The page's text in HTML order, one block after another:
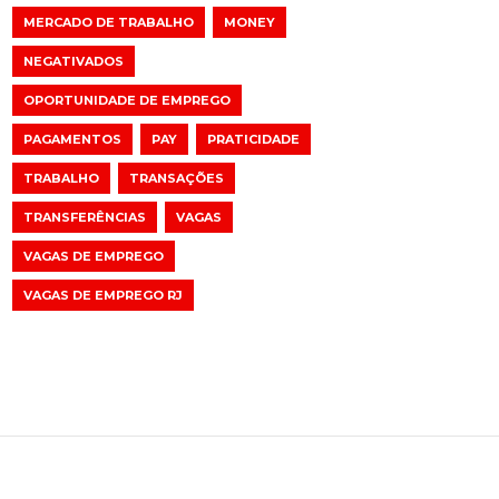
MERCADO DE TRABALHO MONEY
NEGATIVADOS
OPORTUNIDADE DE EMPREGO
PAGAMENTOS PAY PRATICIDADE
TRABALHO TRANSAÇÕES
TRANSFERÊNCIAS VAGAS
VAGAS DE EMPREGO
VAGAS DE EMPREGO RJ